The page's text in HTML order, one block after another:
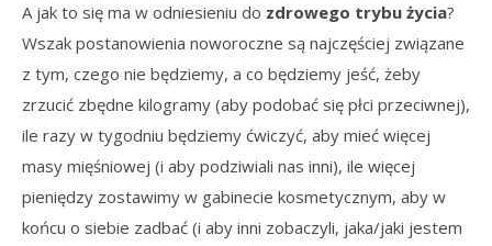
A jak to się ma w odniesieniu do zdrowego trybu życia?
Wszak postanowienia noworoczne są najczęściej związane
z tym, czego nie będziemy, a co będziemy jeść, żeby
zrzucić zbędne kilogramy (aby podobać się płci przeciwnej),
ile razy w tygodniu będziemy ćwiczyć, aby mieć więcej
masy mięśniowej (i aby podziwiali nas inni), ile więcej
pieniędzy zostawimy w gabinecie kosmetycznym, aby w
końcu o siebie zadbać (i aby inni zobaczyli, jaka/jaki jestem